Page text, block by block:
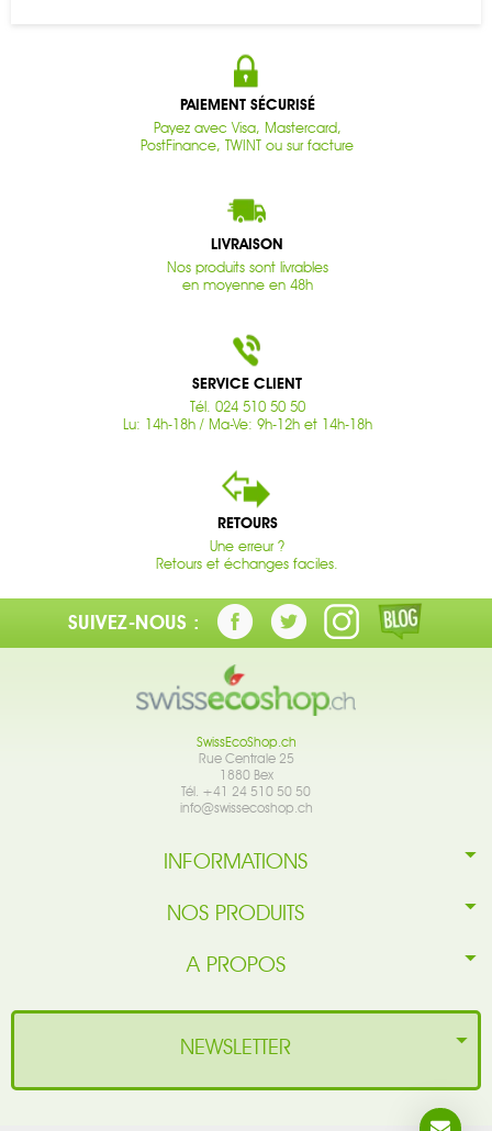
PAIEMENT SÉCURISÉ
Payez avec Visa, Mastercard,
PostFinance, TWINT ou sur facture
LIVRAISON
Nos produits sont livrables
en moyenne en 48h
SERVICE CLIENT
Tél. 024 510 50 50
Lu: 14h-18h / Ma-Ve: 9h-12h et 14h-18h
RETOURS
Une erreur ?
Retours et échanges faciles.
SUIVEZ-NOUS :
SwissEcoShop.ch
Rue Centrale 25
1880 Bex
Tél. +41 24 510 50 50
info@swissecoshop.ch
INFORMATIONS
NOS PRODUITS
A PROPOS
NEWSLETTER